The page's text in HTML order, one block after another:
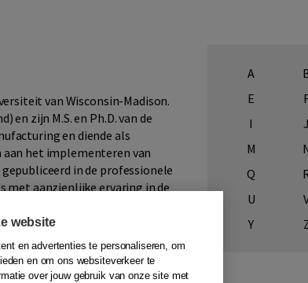
van Wisconsin-Madison.
zijn M.S. en Ph.D. van de
en diende als
aan het implementeren van
in de professionele
met aanzienlijke ervaring in de
AT & T, Danfoss, Ford,
& Whitney, Rockwell
samen met projecten voor
gegeven.
QRM training voor bedrijven
A
E
I
J
M
Q
U
Y
website
en advertenties te personaliseren, om
en om ons websiteverkeer te
over jouw gebruik van onze site met